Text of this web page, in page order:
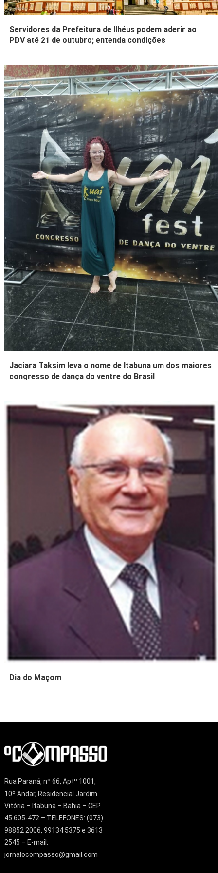
Servidores da Prefeitura de Ilhéus podem aderir ao
PDV até 21 de outubro; entenda condições
Jaciara Taksim leva o nome de Itabuna um dos maiores
congresso de dança do ventre do Brasil
Dia do Maçom
Rua Paraná, nº 66, Aptº 1001,
10º Andar, Residencial Jardim
Vitória – Itabuna – Bahia – CEP
45.605-472 – TELEFONES: (073)
98852 2006, 99134 5375 e 3613
2545 – E-mail:
jornalocompasso@gmail.com